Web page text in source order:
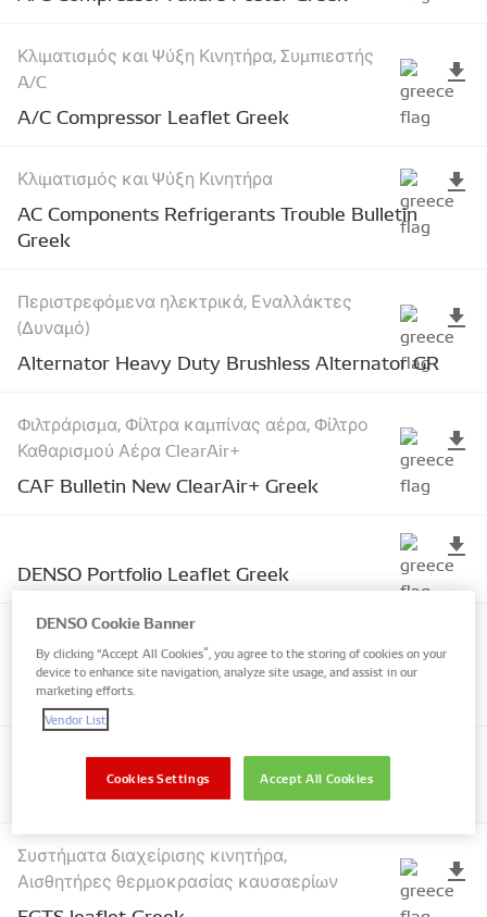
Κλιματισμός και Ψύξη Κινητήρα, Συμπιεστής
A/C
A/C Compressor Leaflet Greek
Κλιματισμός και Ψύξη Κινητήρα
AC Components Refrigerants Trouble Bulletin
Greek
Περιστρεφόμενα ηλεκτρικά, Εναλλάκτες
(Δυναμό)
Alternator Heavy Duty Brushless Alternator GR
Φιλτράρισμα, Φίλτρα καμπίνας αέρα, Φίλτρο
Καθαρισμού Αέρα ClearAir+
CAF Bulletin New ClearAir+ Greek
DENSO Portfolio Leaflet Greek
Κλιματισμός και Ψύξη Κινητήρα, Συμπιεστής
A/C
DENSO_AC Compressor counterfeit bulletin_Greek
Εξαρτήματα Diesel
Diesel Components Leaflet Greek
Συστήματα διαχείρισης κινητήρα,
Αισθητήρες θερμοκρασίας καυσαερίων
DENSO Cookie Banner
By clicking “Accept All Cookies”, you agree to the storing of cookies on your
device to enhance site navigation, analyze site usage, and assist in our
marketing efforts.
Vendor List
Accept All Cookies
Cookies Settings